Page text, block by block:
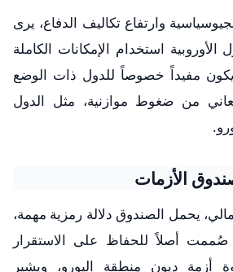
وارتفاع تكاليف الدفاع، يرى
الأوروبية استخدام الإمكانات الكاملة
يكون مفيداً خصوصاً للدول ذات الوضع
تعاني من ضغوط موازنية، مثل الدول
الأزمات
يحمل الصندوق دلالة رمزية مهمة،
صُممت أصلاً للحفاظ على الاستقرار
أزمة ديون منطقة اليورو، ويشير